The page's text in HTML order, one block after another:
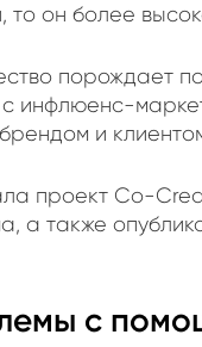
он более
порождает
инфлюенс-
и
проект Co-
а также
с